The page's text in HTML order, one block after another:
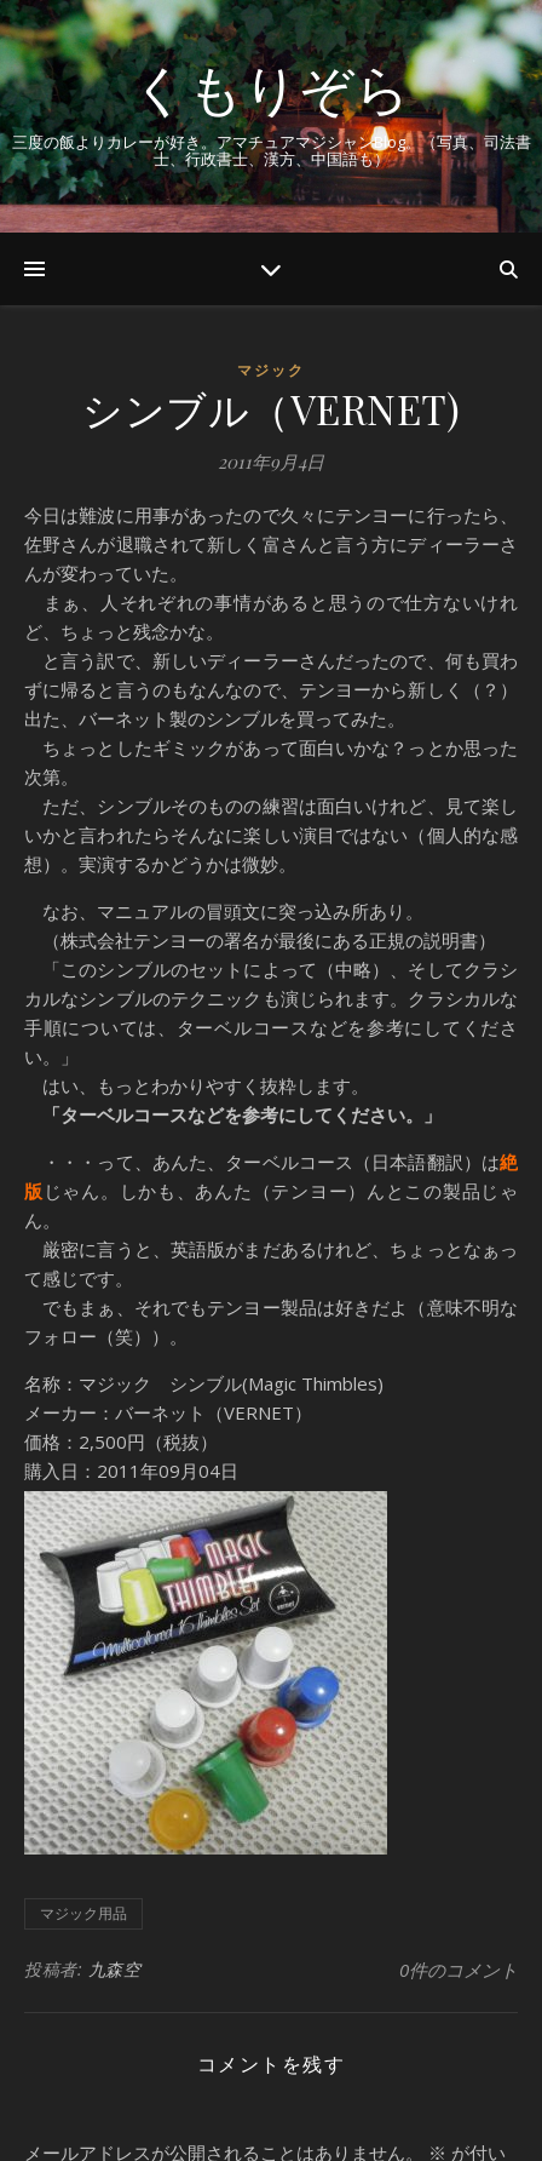
くもりぞら
三度の飯よりカレーが好き。アマチュアマジシャンBlog。（写真、司法書
士、行政書士、漢方、中国語も）
マジック
シンブル（VERNET)
2011年9月4日
今日は難波に用事があったので久々にテンヨーに行ったら、
佐野さんが退職されて新しく富さんと言う方にディーラーさ
んが変わっていた。
まぁ、人それぞれの事情があると思うので仕方ないけれ
ど、ちょっと残念かな。
と言う訳で、新しいディーラーさんだったので、何も買わ
ずに帰ると言うのもなんなので、テンヨーから新しく（？）
出た、バーネット製のシンブルを買ってみた。
ちょっとしたギミックがあって面白いかな？っとか思った
次第。
ただ、シンブルそのものの練習は面白いけれど、見て楽し
いかと言われたらそんなに楽しい演目ではない（個人的な感
想）。実演するかどうかは微妙。
なお、マニュアルの冒頭文に突っ込み所あり。
（株式会社テンヨーの署名が最後にある正規の説明書）
「このシンブルのセットによって（中略）、そしてクラシ
カルなシンブルのテクニックも演じられます。クラシカルな
手順については、ターベルコースなどを参考にしてくださ
い。」
はい、もっとわかりやすく抜粋します。
「ターベルコースなどを参考にしてください。」
・・・って、あんた、ターベルコース（日本語翻訳）は絶
版 じゃん。しかも、あんた（テンヨー）んとこの製品じゃ
ん。
厳密に言うと、英語版がまだあるけれど、ちょっとなぁっ
て感じです。
でもまぁ、それでもテンヨー製品は好きだよ（意味不明な
フォロー（笑））。
名称：マジック シンブル(Magic Thimbles)
メーカー：バーネット（VERNET）
価格：2,500円（税抜）
購入日：2011年09月04日
マジック用品
投稿者: 九森空 0件のコメント
コメントを残す
メールアドレスが公開されることはありません。 ※ が付い